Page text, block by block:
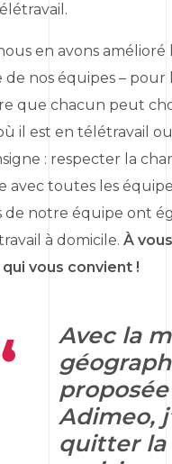
en avons amélioré
de nos équipes – pour
que chacun peut
il est en télétravail
: respecter la
avec toutes les
de notre équipe ont
à domicile. À
vous convient !
Avec la
Adimeo,
quitter la